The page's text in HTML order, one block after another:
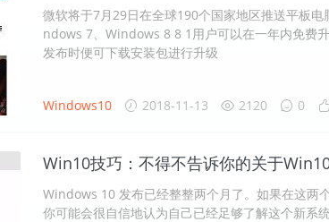
微软将于7月29日在全球190个国家地区推送平板
ndows 7、Windows 8 8 1用户可以在一年内免费
发布时便可下载安装包进行升级
Windows10 2018-11-13 2120 0
Win10技巧：不得不告诉你的关于
Windows 10 发布已经整整两个月了。如果在这两
你可能会很自信地认为自己已经足够了解这个新系